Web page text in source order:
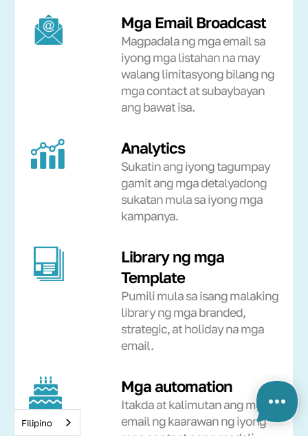
Mga Email Broadcast
Magpadala ng mga email sa
iyong mga listahan na may
walang limitasyong bilang ng
mga contact at subaybayan
ang bawat isa.
Analytics
Sukatin ang iyong tagumpay
gamit ang mga detalyadong
sukatan mula sa iyong mga
kampanya.
Library ng mga
Template
Pumili mula sa isang malaking
library ng mga branded,
strategic, at holiday na mga
email.
Mga automation
Itakda at kalimutan ang mga
email ng kaarawan ng iyong
Filipino